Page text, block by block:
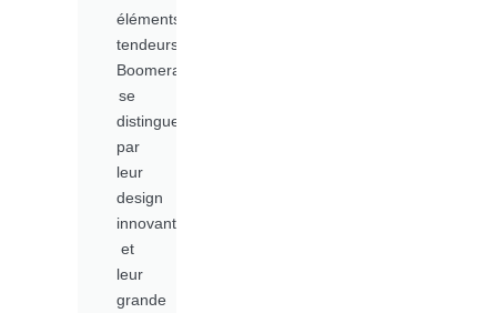
éléments
tendeurs
Boomerang
se
distinguent
par
leur
design
innovant
et
leur
grande